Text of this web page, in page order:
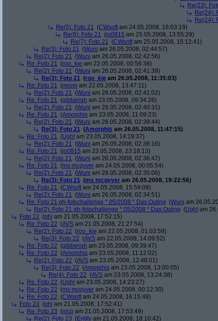
Re(23):
Re(24):
Re(24):
Re(5): Foto 21 (CWsoft am 24.05.2008, 16:03:19)
Re(6): Foto 21 (jo0815 am 25.05.2008, 13:55:29)
Re(7): Foto 21 (CWsoft am 25.05.2008, 15:12:41)
Re(3): Foto 21 (Wuni am 26.05.2008, 02:44:57)
Re(2): Foto 21 (Wuni am 26.05.2008, 02:42:56)
Re: Foto 21 (roo_kie am 22.05.2008, 00:56:38)
Re(2): Foto 21 (Wuni am 26.05.2008, 02:41:39)
Re(3): Foto 21 (roo_kie am 26.05.2008, 11:35:03)
Re: Foto 21 (mrom am 22.05.2008, 13:47:11)
Re(2): Foto 21 (Wuni am 26.05.2008, 02:41:02)
Re: Foto 21 (gibberish am 23.05.2008, 09:34:26)
Re(2): Foto 21 (Wuni am 26.05.2008, 02:40:31)
Re: Foto 21 (Amorphis am 23.05.2008, 11:09:23)
Re(2): Foto 21 (Wuni am 26.05.2008, 02:39:44)
Re(3): Foto 21 (Amorphis am 26.05.2008, 11:47:15)
Re: Foto 21 (Ugh! am 23.05.2008, 14:19:37)
Re(2): Foto 21 (Wuni am 26.05.2008, 02:38:16)
Re: Foto 21 (jo0815 am 23.05.2008, 23:18:13)
Re(2): Foto 21 (Wuni am 26.05.2008, 02:36:47)
Re: Foto 21 (ms mcgyver am 24.05.2008, 00:05:54)
Re(2): Foto 21 (Wuni am 26.05.2008, 02:35:06)
Re(3): Foto 21 (ms mcgyver am 26.05.2008, 19:22:56)
Re: Foto 21 (CWsoft am 24.05.2008, 15:59:09)
Re(2): Foto 21 (Wuni am 26.05.2008, 02:34:51)
Re: Foto 21 gh-fotochallenge * 05/2008 * Das Outing (Wuni am
Re(2): Foto 21 gh-fotochallenge * 05/2008 * Das Outing (Ugh! am
Foto 22 (phj am 21.05.2008, 17:52:15)
Re: Foto 22 (AVS am 21.05.2008, 21:27:54)
Re(2): Foto 22 (roo_kie am 22.05.2008, 01:03:59)
Re(3): Foto 22 (AVS am 22.05.2008, 14:09:52)
Re: Foto 22 (gibberish am 23.05.2008, 09:39:47)
Re: Foto 22 (Amorphis am 23.05.2008, 11:12:02)
Re(2): Foto 22 (AVS am 23.05.2008, 12:48:01)
Re(3): Foto 22 (Amorphis am 23.05.2008, 13:00:05)
Re(4): Foto 22 (AVS am 23.05.2008, 13:24:38)
Re: Foto 22 (Ugh! am 23.05.2008, 14:23:27)
Re: Foto 22 (ms mcgyver am 24.05.2008, 00:12:30)
Re: Foto 22 (CWsoft am 24.05.2008, 16:15:48)
Foto 23 (phj am 21.05.2008, 17:52:41)
Re: Foto 23 (nico am 21.05.2008, 17:53:49)
Re(2): Foto 23 (Entity am 21.05.2008, 18:10:42)